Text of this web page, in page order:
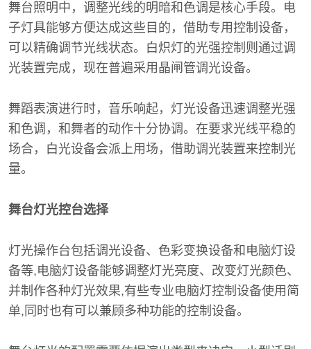
舞台照明中，调整光线的明暗和色调是核心手段。电
子灯具能够方便达成这些目的，借助专用控制设备，
可以精确调节光线状态。白炽灯的光强控制则通过调
光装置完成，现在普遍采用晶闸管调光设备。
舞蹈表演进行时，音乐响起，灯光设备迅速调整光强
和色调，和舞者的动作十分协调。在要求光线平稳的
场合，白光设备会派上用场，借助调光装置来控制光
量。
舞台灯光控台选择
灯光操作台包括调光设备、色彩变换设备和电脑灯设
备等,电脑灯设备能够调整灯光亮度、改变灯光颜色、
并制作各种灯光效果,有些专业电脑灯控制设备使用简
单,同时也有可以兼顾多种功能的控制设备。